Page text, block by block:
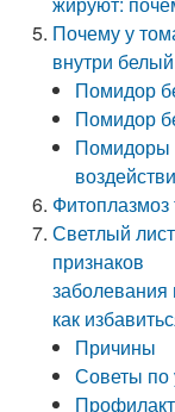
Почему у
внутри
Помидор
Помидор
Помидоры
Фитоплазмоз
Светлый
признаков
как
Причины
Советы по